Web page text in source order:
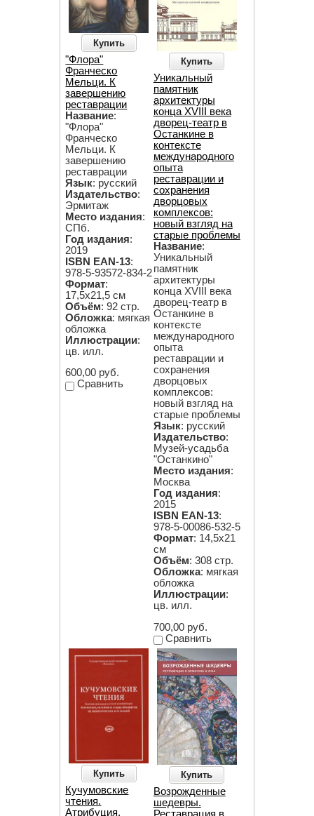
Купить
"Флора"
Франческо
Мельци. К
завершению
реставрации
Название:
"Флора"
Франческо
Мельци. К
завершению
реставрации
Язык: русский
Издательство:
Эрмитаж
Место издания:
СПб.
Год издания:
2019
ISBN EAN-13:
978-5-93572-834-2
Формат:
17,5х21,5 см
Объём: 92 стр.
Обложка: мягкая
обложка
Иллюстрации:
цв. илл.
600,00 руб.
Сравнить
Купить
Уникальный
памятник
архитектуры
конца XVIII века
дворец-театр в
Останкине в
контексте
международного
опыта
реставрации и
сохранения
дворцовых
комплексов:
новый взгляд на
старые проблемы
Название:
Уникальный
памятник
архитектуры
конца XVIII века
дворец-театр в
Останкине в
контексте
международного
опыта
реставрации и
сохранения
дворцовых
комплексов:
новый взгляд на
старые проблемы
Язык: русский
Издательство:
Музей-усадьба
"Останкино"
Место издания:
Москва
Год издания:
2015
ISBN EAN-13:
978-5-00086-532-5
Формат: 14,5х21
см
Объём: 308 стр.
Обложка: мягкая
обложка
Иллюстрации:
цв. илл.
700,00 руб.
Сравнить
Купить
Кучумовские
чтения.
Атрибуция,
Купить
Возрожденные
шедевры.